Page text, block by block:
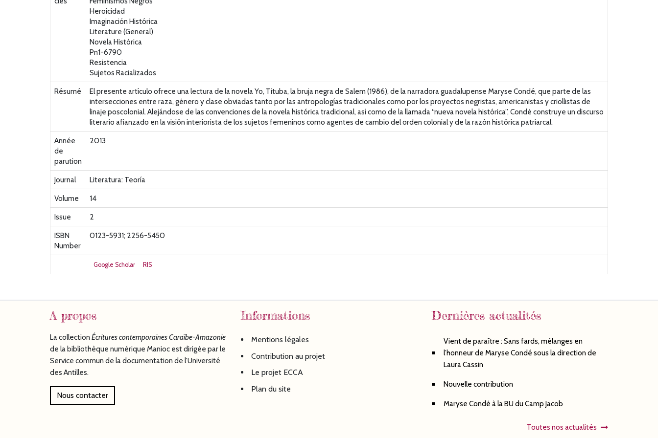
Heroicidad
Imaginación Histórica
Literature (General)
Novela Histórica
Pn1-6790
Resistencia
Sujetos Racializados
Résumé
El presente artículo ofrece una lectura de la novela Yo, Tituba, la bruja negra de Salem (1986), de la narradora guadalupense Maryse Condé, que parte de las
intersecciones entre raza, género y clase obviadas tanto por las antropologías tradicionales como por los proyectos negristas, americanistas y criollistas de
linaje poscolonial. Alejándose de las convenciones de la novela histórica tradicional, así como de la llamada “nueva novela histórica”, Condé construye un discurso
literario afianzado en la visión interiorista de los sujetos femeninos como agentes de cambio del orden colonial y de la razón histórica patriarcal.
Année
de
parution
2013
Journal
Literatura: Teoría
Volume
14
Issue
2
ISBN
Number
0123-5931; 2256-5450
Google Scholar RIS
A propos
La collection Écriturescontemporaines Caraïbe-Amazonie
de la bibliothèque numérique Manioc est dirigée par le
Service commun de la documentation de l'Université
des Antilles.
Nous contacter
Informations
Mentions légales
Contribution au projet
Le projet ECCA
Plan du site
Dernières actualités
Vient de paraître : Sans fards, mélanges en
l’honneur de Maryse Condé sous la direction de
Laura Cassin
Nouvelle contribution
Maryse Condé à la BU du Camp Jacob
Toutes nos actualités